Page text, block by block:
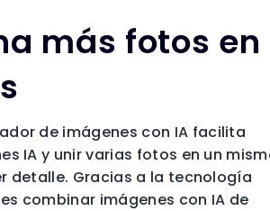
más fotos en
de imágenes con IA facilita
IA y unir varias fotos en un
detalle. Gracias a la tecnología
combinar imágenes con IA de